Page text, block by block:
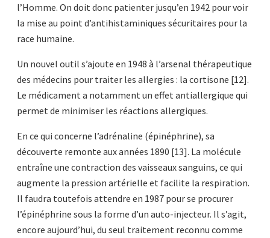
l’Homme. On doit donc patienter jusqu’en 1942 pour voir
la mise au point d’antihistaminiques sécuritaires pour la
race humaine.
Un nouvel outil s’ajoute en 1948 à l’arsenal thérapeutique
des médecins pour traiter les allergies : la cortisone [12].
Le médicament a notamment un effet antiallergique qui
permet de minimiser les réactions allergiques.
En ce qui concerne l’adrénaline (épinéphrine), sa
découverte remonte aux années 1890 [13]. La molécule
entraîne une contraction des vaisseaux sanguins, ce qui
augmente la pression artérielle et facilite la respiration.
Il faudra toutefois attendre en 1987 pour se procurer
l’épinéphrine sous la forme d’un auto-injecteur. Il s’agit,
encore aujourd’hui, du seul traitement reconnu comme